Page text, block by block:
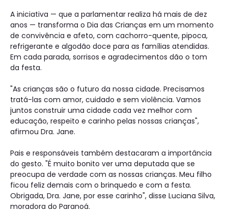
A iniciativa — que a parlamentar realiza há mais de dez
anos — transforma o Dia das Crianças em um momento
de convivência e afeto, com cachorro-quente, pipoca,
refrigerante e algodão doce para as famílias atendidas.
Em cada parada, sorrisos e agradecimentos dão o tom
da festa.
"As crianças são o futuro da nossa cidade. Precisamos
tratá-las com amor, cuidado e sem violência. Vamos
juntos construir uma cidade cada vez melhor com
educação, respeito e carinho pelas nossas crianças",
afirmou Dra. Jane.
Pais e responsáveis também destacaram a importância
do gesto. "É muito bonito ver uma deputada que se
preocupa de verdade com as nossas crianças. Meu filho
ficou feliz demais com o brinquedo e com a festa.
Obrigada, Dra. Jane, por esse carinho", disse Luciana Silva,
moradora do Paranoá.